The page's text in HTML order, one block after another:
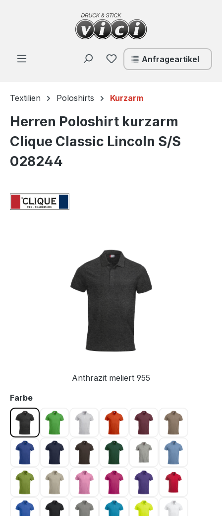
Zum Hauptinhalt springen
Du hast 0 Produkte auf
Anfrageartikel
Textilien Poloshirts Kurzarm
Herren Poloshirt kurzarm
Clique Classic Lincoln S/S
028244
Bildergalerie überspringen
Anthrazit meliert 955
Farbeauswählen
Anthrazit meliert 955
Apfelgrün 605
Asche 92 Blutorange 18Bordeaux 38Caffe Latte
Dunkel Blau 56Dunkel Marine 580
Dunkelmocca 825
Flaschengrün 68
Graumeliert 95Hellblau 57
Hellgrün 67Hellkhaki 815Hellpink 250Kirsche 300Lila 44 Rot 35